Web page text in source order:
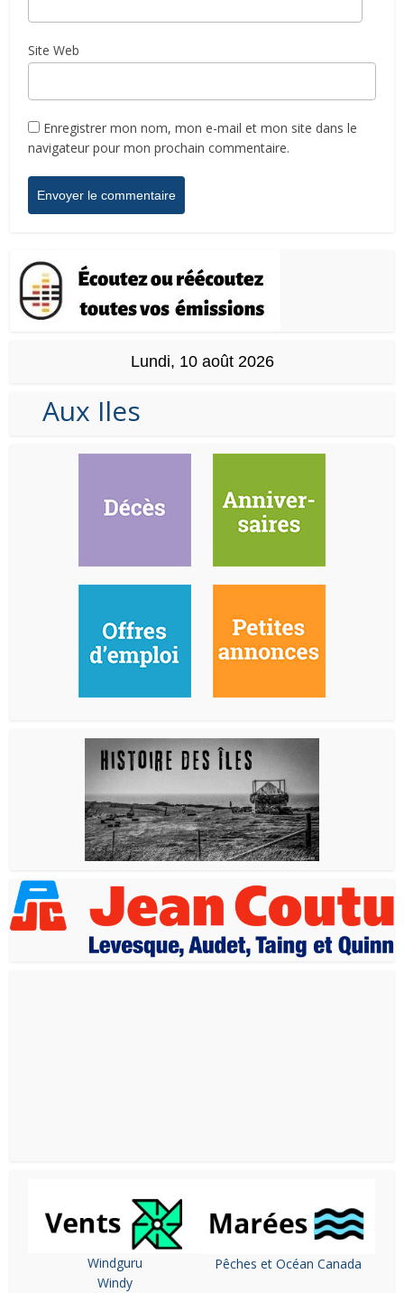
Site Web
Enregistrer mon nom, mon e-mail et mon site dans le
navigateur pour mon prochain commentaire.
Lundi, 10 août 2026
Aux Iles
Windguru
Windy
Pêches et Océan Canada